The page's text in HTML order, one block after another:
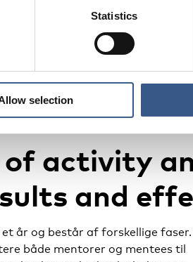
Statistics
selection
herunder
arbejdstid og personer, som er
activity
and
år og består af forskellige faser.
både mentorer og mentees til